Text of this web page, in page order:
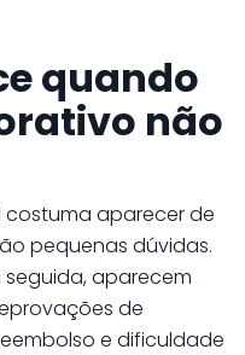
quando
não
aparecer de
pequenas dúvidas.
seguida, aparecem
de
e dificuldade